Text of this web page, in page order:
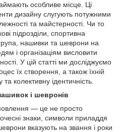
особливе місце. Ці
дизайну слугують потужними
та майстерності. Чи то
підрозділи, спортивна
нашивки та шеврони на
і організаціям висловити
У цій статті ми досліджуємо
їх створення, а також їхній
колективну ідентичність.
і шевронів
— це не просто
знаки, символи приладдя
вказують на звання і роки